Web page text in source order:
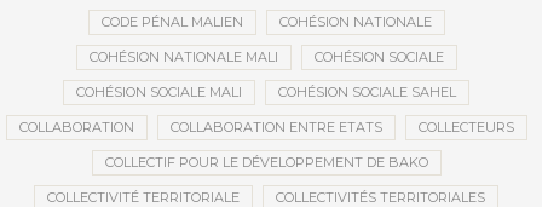
CODE PÉNAL MALIEN COHÉSION NATIONALE
COHÉSION NATIONALE MALI COHÉSION SOCIALE
COHÉSION SOCIALE MALI COHÉSION SOCIALE SAHEL
COLLABORATION COLLABORATION ENTRE ETATS COLLECTEURS
COLLECTIF POUR LE DÉVELOPPEMENT DE BAKO
COLLECTIVITÉ TERRITORIALE COLLECTIVITÉS TERRITORIALES